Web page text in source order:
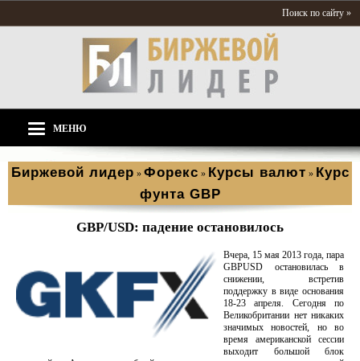
Поиск по сайту »
МЕНЮ
Биржевой лидер » Форекс » Курсы валют » Курс
фунта GBP
GBP/USD: падение остановилось
Вчера, 15 мая 2013 года, пара
GBPUSD остановилась в
снижении, встретив
поддержку в виде основания
18-23 апреля. Сегодня по
Великобритании нет никаких
значимых новостей, но во
время американской сессии
выходит большой блок